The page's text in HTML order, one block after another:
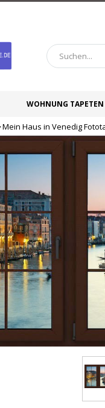
WOHNUNG TAPETEN
Startseite
Mein Haus in Venedig